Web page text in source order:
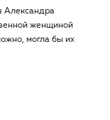
Александра
женщиной
могла бы их